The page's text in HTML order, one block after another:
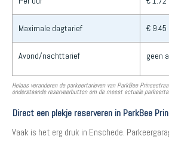
Maximale dagtarief € 9.45
Avond/nachttarief geen
Helaas veranderen de parkeertarieven van ParkBee
onderstaande reserveerbutton om de meest actuele
Direct een plekje reserveren in ParkBee
Vaak is het erg druk in Enschede.